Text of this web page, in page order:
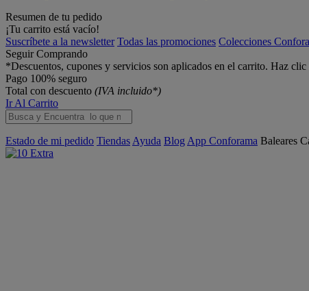
Resumen de tu pedido
¡Tu carrito está vacío!
Suscríbete a la newsletter Todas las promociones Colecciones
Seguir Comprando
*Descuentos, cupones y servicios son aplicados en el carrito. Haz
Pago 100% seguro
Total con descuento (IVA incluido*)
Ir Al Carrito
Estado de mi pedido Tiendas Ayuda Blog App Conforama Baleares